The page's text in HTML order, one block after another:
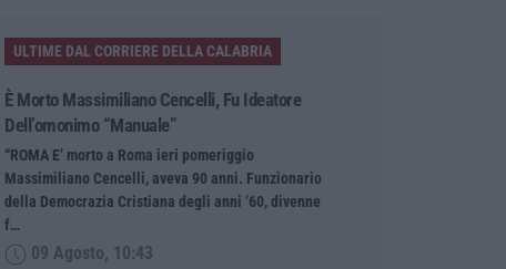
ULTIME DAL CORRIERE DELLA CALABRIA
È Morto Massimiliano Cencelli, Fu Ideatore
Dell’omonimo “manuale”
“ROMA E’ morto a Roma ieri pomeriggio
Massimiliano Cencelli, aveva 90 anni. Funzionario
della Democrazia Cristiana degli anni ’60, divenne
f…
09 Agosto, 10:43